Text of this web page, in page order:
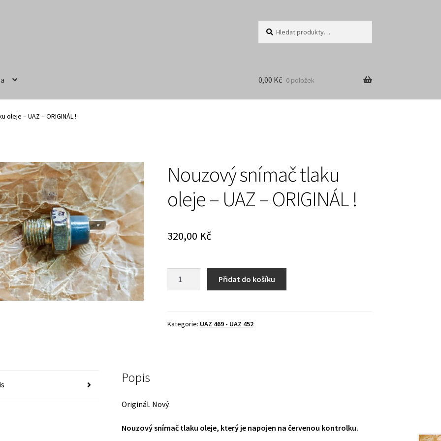
Obchodní podmínky
0,00 Kč 0 položek
oleje – UAZ – ORIGINÁL !
Nouzový snímač tlaku
oleje – UAZ – ORIGINÁL !
320,00 Kč
-
Přidat do košíku
Kategorie: UAZ 469 - UAZ 452
Popis
Originál. Nový.
Nouzový snímač tlaku oleje, který je napojen na červenou kontrolku.